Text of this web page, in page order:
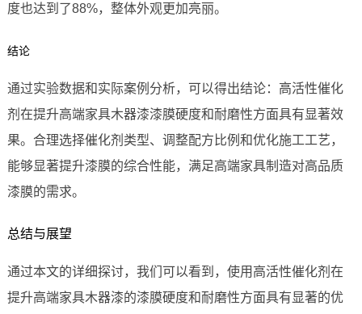
度也达到了88%，整体外观更加亮丽。
结论
通过实验数据和实际案例分析，可以得出结论：高活性催化
剂在提升高端家具木器漆漆膜硬度和耐磨性方面具有显著效
果。合理选择催化剂类型、调整配方比例和优化施工工艺，
能够显著提升漆膜的综合性能，满足高端家具制造对高品质
漆膜的需求。
总结与展望
通过本文的详细探讨，我们可以看到，使用高活性催化剂在
提升高端家具木器漆的漆膜硬度和耐磨性方面具有显著的优